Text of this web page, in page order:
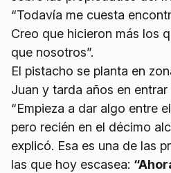
“Todavía me cuesta
Creo que hicieron más los
que nosotros”.
El pistacho se planta en
Juan y tarda años en
“Empieza a dar algo entre
pero recién en el décimo
explicó. Esa es una de las
las que hoy escasea: